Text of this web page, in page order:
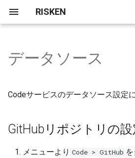
RISKEN
をOverview
Quick Start
Overview
AccessAnalyzer
Overview
Asset
WPScan
ApplicationScan
Overview
Domain
GitHubリポジトリの設定
Fine-grained personal
Personal Access Token
Concept
DataSource
Concept
DataSource
Concept
DataSource
Overview
Prowler
Overview
AdminMenu
API
Finding API
Contact
Migration
データソース
Codeサービスのデータソース設定
GitHubリポジトリの設
メニューより Code > GitHub